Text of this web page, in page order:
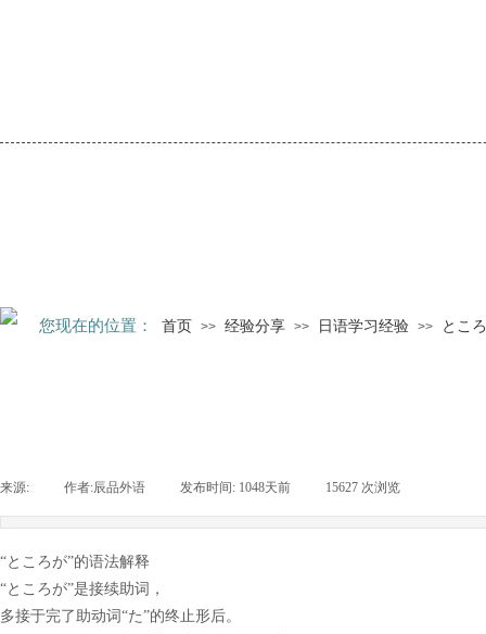
首页 >> 经验分享 >> 日语学习经验 >> とこ
您现在的位置：
来源: 作者:辰品外语 发布时间: 1048天前 15627 次浏览
“ところが”的语法解释
“ところが”是接续助词，
多接于完了助动词“た”的终止形后。